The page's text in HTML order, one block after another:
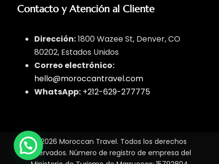
Contacto y Atención al Cliente
Dirección:1800 Wazee St, Denver, CO
80202, Estados Unidos
Correo electrónico:
hello@moroccantravel.com
WhatsApp: +212-629-277775
© 2026 Moroccan Travel. Todos los derechos
reservados. Número de registro de empresa del